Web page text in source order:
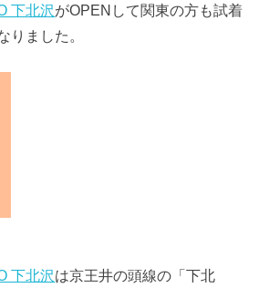
下北沢がOPENして関東の方も試着
りました。
下北沢は京王井の頭線の「下北